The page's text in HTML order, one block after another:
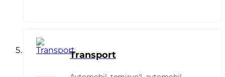
Transport